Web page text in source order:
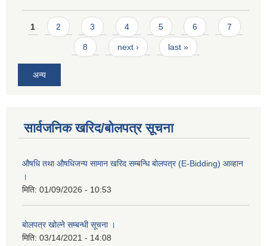
Pages
1 2 3 4 5 6 7
8 next › last »
अन्य
सार्वजनिक खरिद/बोलपत्र सूचना
औषधि तथा औषधिजन्य सामान खरिद सम्बन्धि बोलपत्र (E-Bidding) आव्हान
।
मिति: 01/09/2026 - 10:53
बाेलपत्र खोल्ने सम्बन्धी सूचना ।
मिति: 03/14/2021 - 14:08